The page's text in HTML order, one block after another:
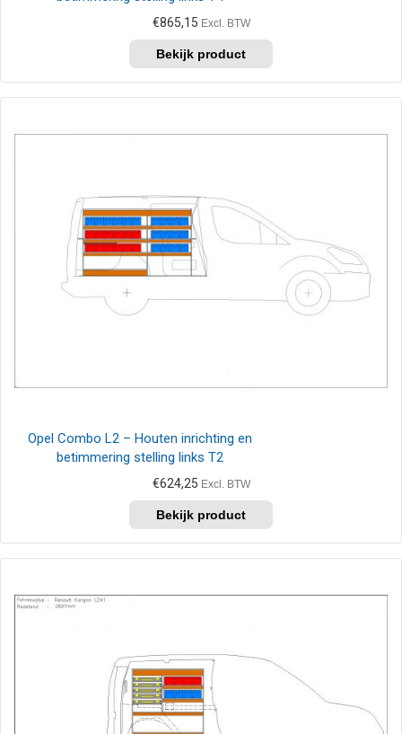
€865,15 Excl. BTW
Opel Combo L2 – Houten inrichting en
betimmering stelling links T2
€624,25 Excl. BTW